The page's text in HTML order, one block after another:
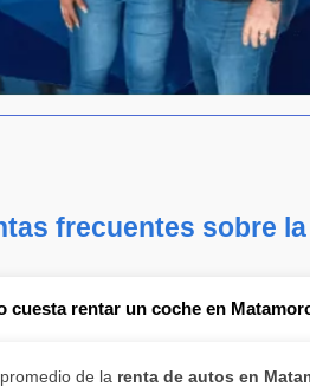
frecuentes sobre
cuesta rentar un coche en
de la renta de autos en